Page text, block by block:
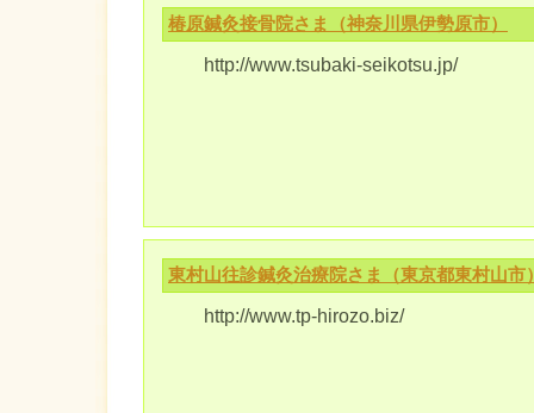
椿原鍼灸接骨院さま（神奈川県伊勢原市）
http://www.tsubaki-seikotsu.jp/
東村山往診鍼灸治療院さま（東京都東村山市
http://www.tp-hirozo.biz/